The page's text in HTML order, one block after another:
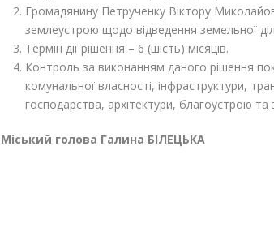
Громадянину Петрученку Віктору
землеустрою щодо відведення земельної
Термін дії рішення – 6 (шість) місяців.
Контроль за виконанням даного рішення
комунальної власності, інфраструктури,
господарства, архітектури, благоустрою
Міський голова Галина БІЛЕЦЬКА